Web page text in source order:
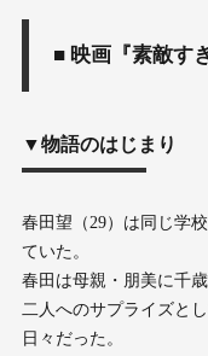
■ 映画『素敵す
▼物語のはじまり
春田望（29）は同じ学
ていた。
春田は母親・朋美に千
二人へのサプライズと
日々だった。